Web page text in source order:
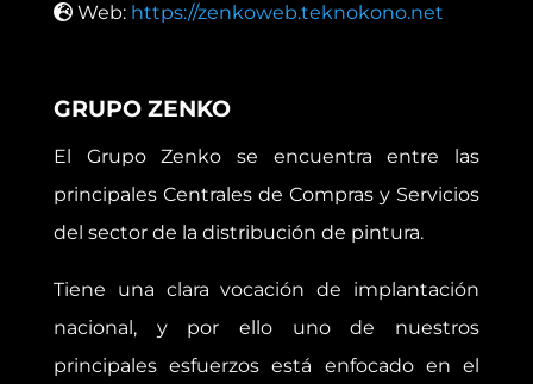
Web: https://zenkoweb.teknokono.net
GRUPO ZENKO
El Grupo Zenko se encuentra entre las
principales Centrales de Compras y Servicios
del sector de la distribución de pintura.
Tiene una clara vocación de implantación
nacional, y por ello uno de nuestros
principales esfuerzos está enfocado en el